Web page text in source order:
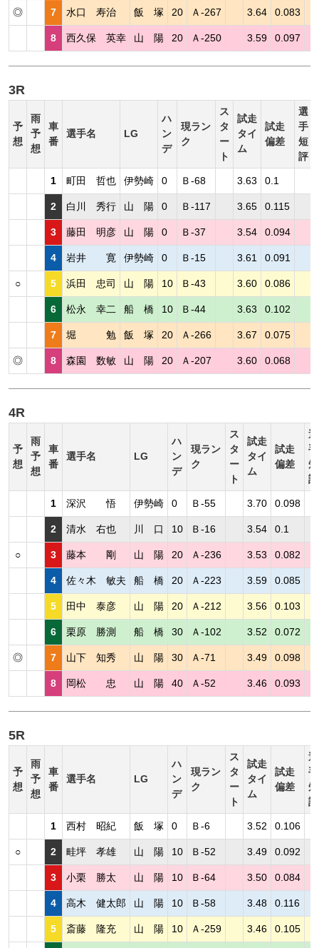
◎ 7 水口 寿治 飯 塚 20 Ａ-267 3.64 0.083
8 西久保 英幸 山 陽 20 Ａ-250 3.59 0.097
3R
予
想
雨
予
想
車
番
選手名 LG
ハ
ン
デ
現ラン
ク
ス
タ
ー
ト
試走
タイ
ム
試走
偏差
選
手
短
評
1 町田 哲也 伊勢崎 0 Ｂ-68 3.63 0.1
2 白川 秀行 山 陽 0 Ｂ-117 3.65 0.115
3 藤田 明彦 山 陽 0 Ｂ-37 3.54 0.094
4 岩井 寛 伊勢崎 0 Ｂ-15 3.61 0.091
○ 5 浜田 忠司 山 陽 10 Ｂ-43 3.60 0.086
6 松永 幸二 船 橋 10 Ｂ-44 3.63 0.102
7 堀 勉 飯 塚 20 Ａ-266 3.67 0.075
◎ 8 森園 数敏 山 陽 20 Ａ-207 3.60 0.068
4R
予
想
雨
予
想
車
番
選手名 LG
ハ
ン
デ
現ラン
ク
ス
タ
ー
ト
試走
タイ
ム
試走
偏差
選
手
短
評
1 深沢 悟 伊勢崎 0 Ｂ-55 3.70 0.098
2 清水 右也 川 口 10 Ｂ-16 3.54 0.1
○ 3 藤本 剛 山 陽 20 Ａ-236 3.53 0.082
4 佐々木 敏夫 船 橋 20 Ａ-223 3.59 0.085
5 田中 泰彦 山 陽 20 Ａ-212 3.56 0.103
6 栗原 勝測 船 橋 30 Ａ-102 3.52 0.072
◎ 7 山下 知秀 山 陽 30 Ａ-71 3.49 0.098
8 岡松 忠 山 陽 40 Ａ-52 3.46 0.093
5R
予
想
雨
予
想
車
番
選手名 LG
ハ
ン
デ
現ラン
ク
ス
タ
ー
ト
試走
タイ
ム
試走
偏差
選
手
短
評
1 西村 昭紀 飯 塚 0 Ｂ-6 3.52 0.106
○ 2 畦坪 孝雄 山 陽 10 Ｂ-52 3.49 0.092
3 小栗 勝太 山 陽 10 Ｂ-64 3.50 0.084
4 高木 健太郎 山 陽 10 Ｂ-58 3.48 0.116
5 斎藤 隆充 山 陽 10 Ａ-259 3.46 0.105